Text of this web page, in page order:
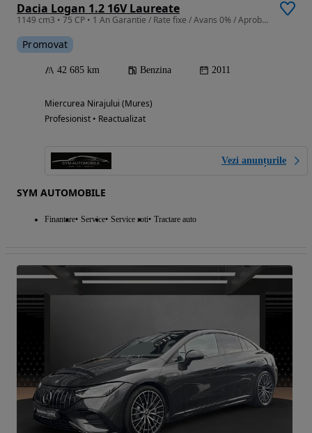
Dacia Logan 1.2 16V Laureate
1149 cm3 • 75 CP • 1 An Garantie / Rate fixe / Avans 0% / Aprobare pe loc / Doar cu Bulet
Promovat
42 685 km Benzina 2011
Miercurea Nirajului (Mures)
Profesionist • Reactualizat
Vezi anunțurile
SYM AUTOMOBILE
Finantare Service Service roti Tractare auto